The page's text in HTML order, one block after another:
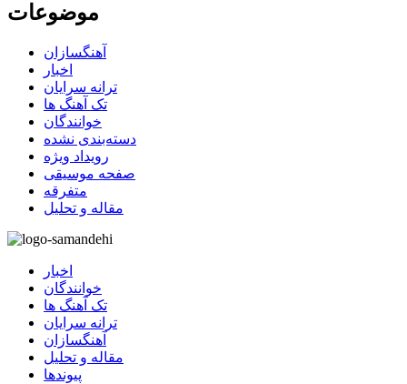
موضوعات
آهنگسازان
اخبار
ترانه سرایان
تک آهنگ ها
خوانندگان
دسته‌بندی نشده
رویداد ویژه
صفحه موسیقی
متفرقه
مقاله و تحلیل
اخبار
خوانندگان
تک آهنگ ها
ترانه سرایان
آهنگسازان
مقاله و تحلیل
پیوندها